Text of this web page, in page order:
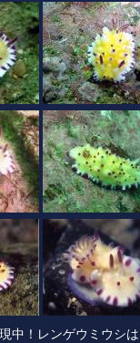
中！レンゲウミウシ